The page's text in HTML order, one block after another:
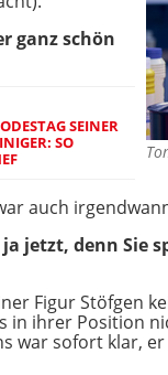
ganz schön
SEINER
SO
auch
jetzt, denn Sie
Figur Stöfgen
in ihrer Position
war sofort klar,